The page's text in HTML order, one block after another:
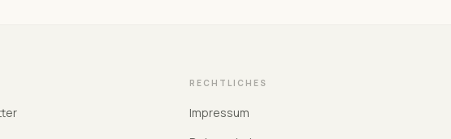
RECHTLICHES
Impressum